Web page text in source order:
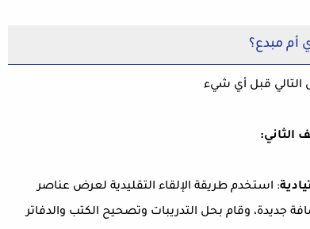
أم مبدع؟
قبل أي شيء
الثاني:
: استخدم طريقة الإلقاء التقليدية لعرض عناصر
وقام بحل التدريبات وتصحيح الكتب والدفاتر